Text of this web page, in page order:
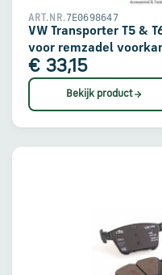
ART.NR.7E0698647
VW Transporter T5 &
voor remzadel
€ 33,15
Bekijk product